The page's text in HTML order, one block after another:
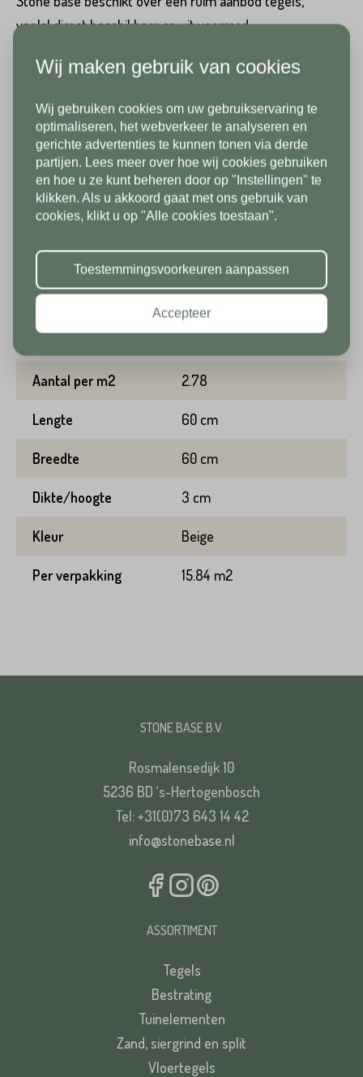
veelal direct beschikbaar en uit voorraad
Grigio is daar een mooi voorbeeld van. Naast Solido
natuursteen tegels, maar ook keramische tegels
in betonlook of houtlook tegels. Keramische
tuintegels zijn krasvast, kleurvast, slijtvast,
maatvast en daarnaast onderhoudsvriendelijk.
Specificaties
Merk
Aantal per m2 2.78
Lengte 60 cm
Breedte 60 cm
Dikte/hoogte 3 cm
Kleur Beige
Per verpakking 15.84 m2
Telefoonnummer*
Land*
VERSTUREN
Land*
Nederland
Postcode*
Plaats*
STONE BASE B.V.
Rosmalensedijk 10
5236 BD ‘s-Hertogenbosch
Tel: +31(0)73 643 14 42
info@stonebase.nl
ASSORTIMENT
Tegels
Bestrating
Tuinelementen
Zand, siergrind en split
Vloertegels
In verband met onze
vakantiesluiting zijn wij vanaf 1/8
tot en met 9/8 gesloten. Vanaf
10/8 zien we jullie graag weer bij
ons in de showroom. Fijne
vakantie!
Wij maken gebruik van cookies
Wij gebruiken cookies om uw gebruikservaring te
optimaliseren, het webverkeer te analyseren en
gerichte advertenties te kunnen tonen via derde
partijen. Lees meer over hoe wij cookies gebruiken
en hoe u ze kunt beheren door op "Instellingen" te
klikken. Als u akkoord gaat met ons gebruik van
cookies, klikt u op "Alle cookies toestaan".
Toestemmingsvoorkeuren aanpassen
Accepteer